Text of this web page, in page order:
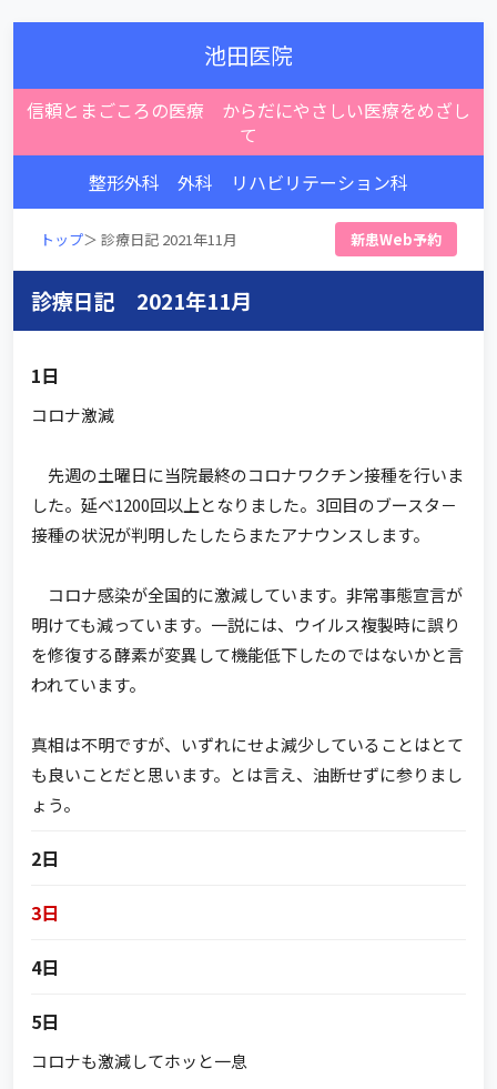
池田医院
信頼とまごころの医療 からだにやさしい医療をめざし
て
整形外科 外科 リハビリテーション科
トップ＞ 診療日記 2021年11月 新患Web予約
診療日記 2021年11月
1日
コロナ激減
先週の土曜日に当院最終のコロナワクチン接種を行いま
した。延べ1200回以上となりました。3回目のブースタ－
接種の状況が判明したしたらまたアナウンスします。
コロナ感染が全国的に激減しています。非常事態宣言が
明けても減っています。一説には、ウイルス複製時に誤り
を修復する酵素が変異して機能低下したのではないかと言
われています。
真相は不明ですが、いずれにせよ減少していることはとて
も良いことだと思います。とは言え、油断せずに参りまし
ょう。
2日
3日
4日
5日
コロナも激減してホッと一息